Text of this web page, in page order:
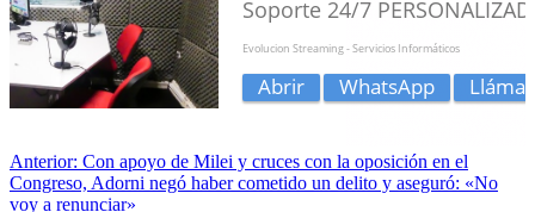
Anterior: Con apoyo de Milei y cruces con la oposición en el
Congreso, Adorni negó haber cometido un delito y aseguró: «No
voy a renunciar»